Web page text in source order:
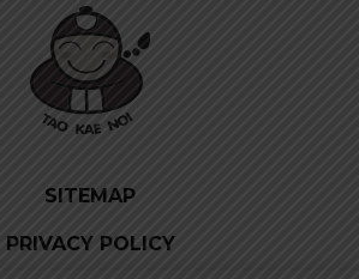
SITEMAP
PRIVACY POLICY